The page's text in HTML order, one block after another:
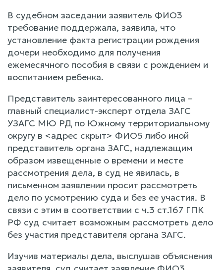
В судебном заседании заявитель ФИО3
требование поддержала, заявила, что
установление факта регистрации рождения
дочери необходимо для получения
ежемесячного пособия в связи с рождением и
воспитанием ребенка.
Представитель заинтересованного лица –
главный специалист-эксперт отдела ЗАГС
УЗАГС МЮ РД по Южному территориальному
округу в <адрес скрыт> ФИО5 либо иной
представитель органа ЗАГС, надлежащим
образом извещенные о времени и месте
рассмотрения дела, в суд не явилась, в
письменном заявлении просит рассмотреть
дело по усмотрению суда и без ее участия. В
связи с этим в соответствии с ч.3 ст.167 ГПК
РФ суд считает возможным рассмотреть дело
без участия представителя органа ЗАГС.
Изучив материалы дела, выслушав объяснения